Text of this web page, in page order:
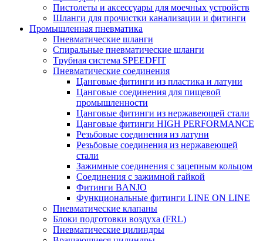
Пистолеты и аксессуары для моечных устройств
Шланги для прочистки канализации и фитинги
Промышленная пневматика
Пневматические шланги
Спиральные пневматические шланги
Tрубная система SPEEDFIT
Пневматические соединения
Цанговые фитинги из пластика и латуни
Цанговые соединения для пищевой
промышленности
Цанговые фитинги из нержавеющей стали
Цанговые фитинги HIGH PERFORMANCE
Резьбовые соединения из латуни
Резьбовые соединения из нержавеющей
стали
Зажимные соединения с зацепным кольцом
Соединения с зажимной гайкой
Фитинги BANJO
Функциональные фитинги LINE ON LINE
Пневматические клапаны
Блоки подготовки воздуха (FRL)
Пневматические цилиндры